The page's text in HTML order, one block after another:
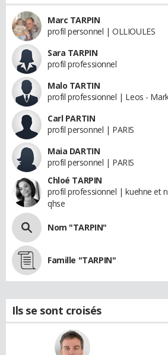
Marc TARPIN
profil personnel | OLLIOULES
Sara TARPIN
profil professionnel
Malo TARTIN
profil professionnel | Leos -
Carl PARTIN
profil personnel | PARIS
Maia DARTIN
profil personnel | PARIS
Chloé TARPIN
profil professionnel | kuehne et
qhse
Nom "TARPIN"
Famille "TARPIN"
Ils se sont croisés